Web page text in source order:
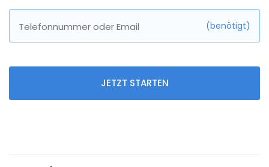
Telefonnummer oder Email (benötigt)
JETZT STARTEN